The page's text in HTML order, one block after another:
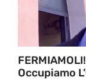
Occupiamo